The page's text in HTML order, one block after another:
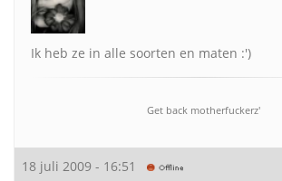
Ik heb ze in alle soorten en maten :')
Get back motherfuckerz'
18 juli 2009 - 16:51